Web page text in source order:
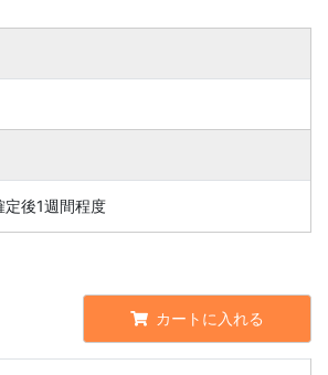
定後1週間程度
カートに入れる